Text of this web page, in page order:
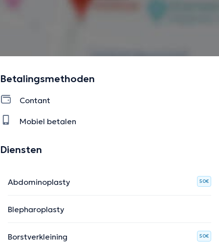
Betalingsmethoden
Contant
Mobiel betalen
Diensten
Abdominoplasty 50€
Blepharoplasty
Borstverkleining 50€